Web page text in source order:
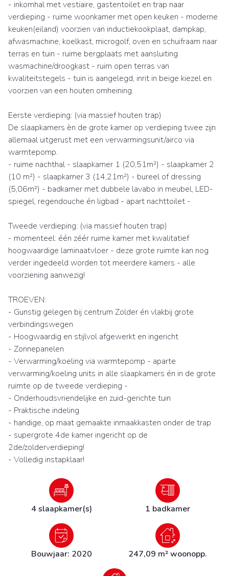
- inkomhal met vestiaire, gastentoilet en trap naar
verdieping - ruime woonkamer met open keuken - moderne
keuken(eiland) voorzien van inductiekookplaat, dampkap,
afwasmachine, koelkast, microgolf, oven en schuifraam naar
terras en tuin - ruime bergplaats met aansluiting
wasmachine/droogkast - ruim open terras van
kwaliteitstegels - tuin is aangelegd, inrit in beige kiezel en
voorzien van een houten omheining.
Eerste verdieping: (via massief houten trap)
De slaapkamers èn de grote kamer op verdieping twee zijn
allemaal uitgerust met een verwarmingsunit/airco via
warmtepomp.
- ruime nachthal - slaapkamer 1 (20,51m²) - slaapkamer 2
(10 m²) - slaapkamer 3 (14,21m²) - bureel of dressing
(5,06m²) - badkamer met dubbele lavabo in meubel, LED-
spiegel, regendouche én ligbad - apart nachttoilet -
Tweede verdieping: (via massief houten trap)
- momenteel: één zéér ruime kamer met kwalitatief
hoogwaardige laminaatvloer - deze grote ruimte kan nog
verder ingedeeld worden tot meerdere kamers - alle
voorziening aanwezig!
TROEVEN:
- Gunstig gelegen bij centrum Zolder én vlakbij grote
verbindingswegen
- Hoogwaardig en stijlvol afgewerkt en ingericht
- Zonnepanelen
- Verwarming/koeling via warmtepomp - aparte
verwarming/koeling units in alle slaapkamers én in de grote
ruimte op de tweede verdieping -
- Onderhoudsvriendelijke en zuid-gerichte tuin
- Praktische indeling
- handige, op maat gemaakte inmaakkasten onder de trap
- supergrote 4de kamer ingericht op de
2de/zolderverdieping!
- Volledig instapklaar!
4 slaapkamer(s) 1 badkamer
Bouwjaar: 2020 247,09 m² woonopp.